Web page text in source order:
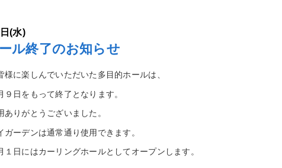
(水)
ル終了のお知らせ
様に楽しんでいただいた多目的ホールは、
９日をもって終了となります。
ありがとうございました。
ガーデンは通常通り使用できます。
１日にはカーリングホールとしてオープンします。